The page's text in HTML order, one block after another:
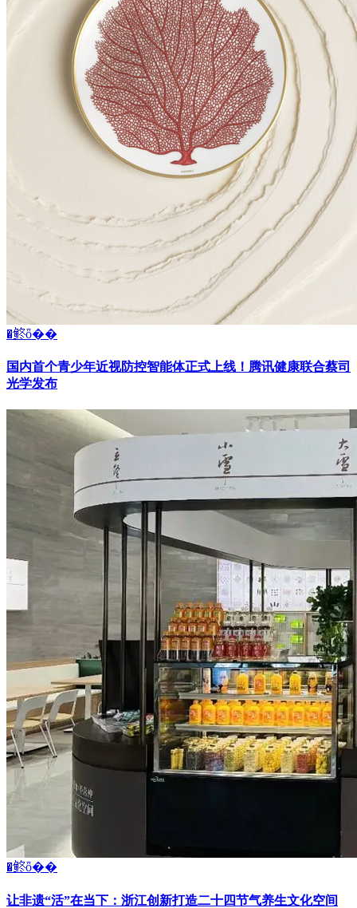
�鿴ȫ��
国内首个青少年近视防控智能体正式上线！腾讯健康联合蔡司
光学发布
�鿴ȫ��
让非遗“活”在当下：浙江创新打造二十四节气养生文化空间